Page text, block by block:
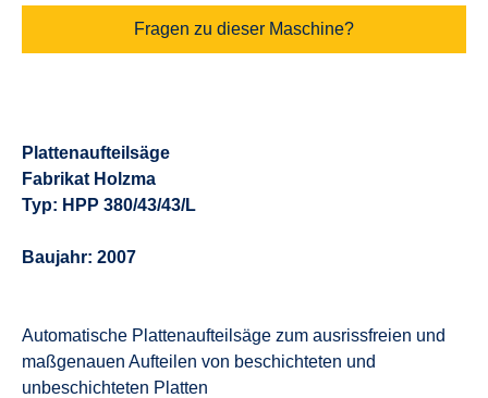
Fragen zu dieser Maschine?
Plattenaufteilsäge
Fabrikat Holzma
Typ: HPP 380/43/43/L
Baujahr: 2007
Automatische Plattenaufteilsäge zum ausrissfreien und
maßgenauen Aufteilen von beschichteten und
unbeschichteten Platten